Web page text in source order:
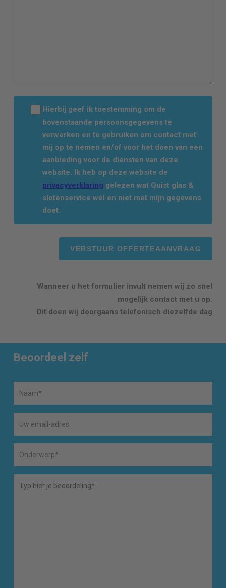
Hierbij geef ik toestemming om de
bovenstaande persoonsgegevens te
verwerken en te gebruiken om contact met
mij op te nemen en/of voor het doen van een
aanbieding voor de diensten van deze
website. Ik heb op deze website de
privacyverklaring gelezen wat Quist glas &
slotenservice wel en niet met mijn gegevens
doet.
Wanneer u het formulier invult nemen wij zo snel
mogelijk contact met u op.
Dit doen wij doorgaans telefonisch diezelfde dag
Beoordeel zelf